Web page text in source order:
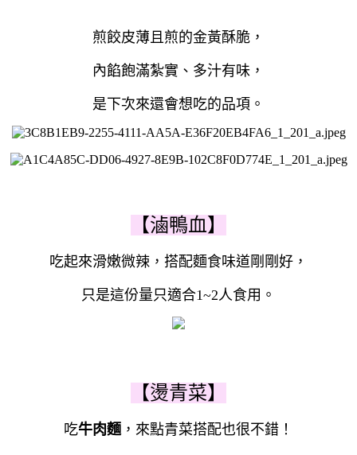
煎餃皮薄且煎的金黃酥脆，
內餡飽滿紮實、多汁有味，
是下次來還會想吃的品項。
【滷鴨血】
吃起來滑嫩微辣，搭配麵食味道剛剛好，
只是這份量只適合1~2人食用。
【燙青菜】
吃牛肉麵 ，來點青菜搭配也很不錯！